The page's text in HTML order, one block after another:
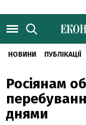
НОВИНИ ПУБЛІКАЦІЇ
Росіянам
днями